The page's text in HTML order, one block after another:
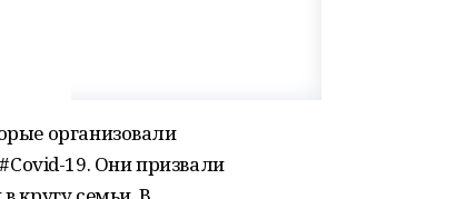
организовали
19. Они призвали